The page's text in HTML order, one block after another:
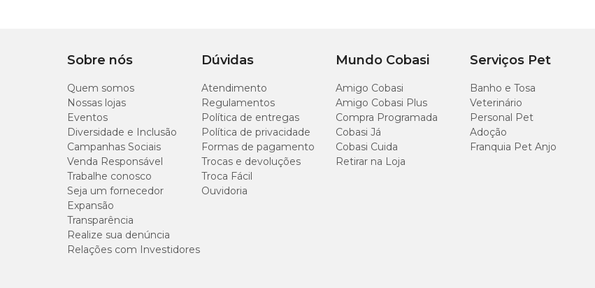
Largura 25cm
Altura 37cm.
Onde comprar?
Na Cobasi, você encontra o Bebedouro Automático Praticão Rosa Alvorada com especial e excelentes ofertas.
Sobre nós
Quem somos
Nossas lojas
Eventos
Diversidade e Inclusão
Campanhas Sociais
Venda Responsável
Trabalhe conosco
Seja um fornecedor
Expansão
Transparência
Realize sua denúncia
Relações com Investidores
Dúvidas
Atendimento
Regulamentos
Política de entregas
Política de privacidade
Formas de pagamento
Trocas e devoluções
Troca Fácil
Ouvidoria
Mundo Cobasi
Amigo Cobasi
Amigo Cobasi Plus
Compra Programada
Cobasi Já
Cobasi Cuida
Retirar na Loja
Serviços Pet
Banho e Tosa
Veterinário
Personal Pet
Adoção
Franquia Pet Anjo